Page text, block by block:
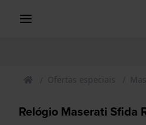
Ofertas especiais
Relógio Maserati Sfida